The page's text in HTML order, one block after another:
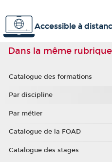
Accessible à
Dans la même rubrique
Catalogue des formations
Par discipline
Par métier
Catalogue de la FOAD
Catalogue des stages